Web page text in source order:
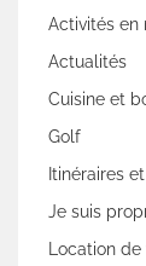
Activités en
Actualités
Cuisine et
Golf
Itinéraires
Je suis
Location